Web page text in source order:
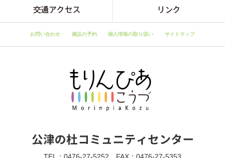
お問い合わせ 施設の予約 個人情報の取り扱い サイトマップ
TEL：0476-27-5252 FAX：0476-27-5353